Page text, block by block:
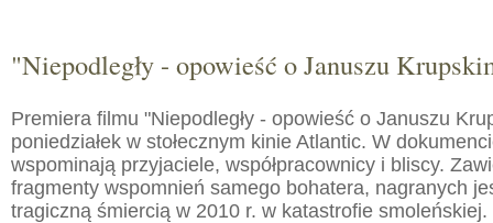
"Niepodległy - opowieść o Januszu
Premiera filmu "Niepodległy - opowieść o Januszu
poniedziałek w stołecznym kinie Atlantic. W
wspominają przyjaciele, współpracownicy i bliscy.
fragmenty wspomnień samego bohatera, nagranych
tragiczną śmiercią w 2010 r. w katastrofie smoleńskiej.